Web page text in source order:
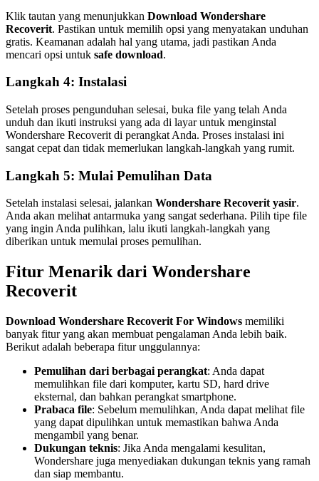
Klik tautan yang menunjukkan Download Wondershare
Recoverit. Pastikan untuk memilih opsi yang menyatakan unduhan
gratis. Keamanan adalah hal yang utama, jadi pastikan Anda
mencari opsi untuk safe download.
Langkah 4: Instalasi
Setelah proses pengunduhan selesai, buka file yang telah Anda
unduh dan ikuti instruksi yang ada di layar untuk menginstal
Wondershare Recoverit di perangkat Anda. Proses instalasi ini
sangat cepat dan tidak memerlukan langkah-langkah yang rumit.
Langkah 5: Mulai Pemulihan Data
Setelah instalasi selesai, jalankan Wondershare Recoverit yasir.
Anda akan melihat antarmuka yang sangat sederhana. Pilih tipe file
yang ingin Anda pulihkan, lalu ikuti langkah-langkah yang
diberikan untuk memulai proses pemulihan.
Fitur Menarik dari Wondershare
Recoverit
Download Wondershare Recoverit For Windows memiliki
banyak fitur yang akan membuat pengalaman Anda lebih baik.
Berikut adalah beberapa fitur unggulannya:
Pemulihan dari berbagai perangkat: Anda dapat
memulihkan file dari komputer, kartu SD, hard drive
eksternal, dan bahkan perangkat smartphone.
Prabaca file: Sebelum memulihkan, Anda dapat melihat file
yang dapat dipulihkan untuk memastikan bahwa Anda
mengambil yang benar.
Dukungan teknis: Jika Anda mengalami kesulitan,
Wondershare juga menyediakan dukungan teknis yang ramah
dan siap membantu.